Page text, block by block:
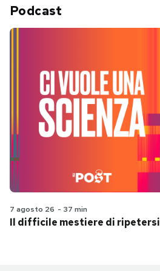
Podcast
7 agosto 26 - 37 min
Il difficile mestiere di ripetersi